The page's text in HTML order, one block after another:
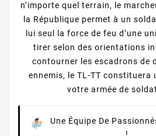
n’importe quel terrain, le
la République permet à un
lui seul la force de feu d’une
tirer selon des orientations
contourner les escadrons de
ennemis, le TL-TT constituera
votre armée de
Une Équipe De
!